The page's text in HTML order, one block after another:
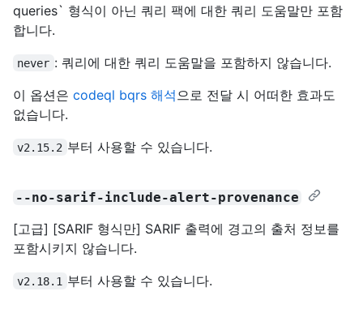
queries` 형식이 아닌 쿼리 팩에 대한 쿼리 도움말만 포함
합니다.
never : 쿼리에 대한 쿼리 도움말을 포함하지 않습니다.
이 옵션은 codeql bqrs 해석 으로 전달 시 어떠한 효과도
없습니다.
v2.15.2 부터 사용할 수 있습니다.
--no-sarif-include-alert-provenance
[고급] [SARIF 형식만] SARIF 출력에 경고의 출처 정보를
포함시키지 않습니다.
v2.18.1 부터 사용할 수 있습니다.